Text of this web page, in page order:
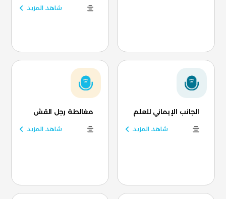
شاهد المزيد
الجانب الإيماني للعلم
شاهد المزيد
مغالطة رجل القش
شاهد المزيد